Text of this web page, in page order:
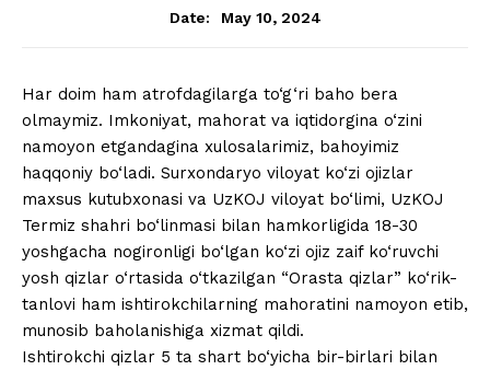
Date:
May 10, 2024
Har doim ham atrofdagilarga to‘g‘ri baho bera
olmaymiz. Imkoniyat, mahorat va iqtidorgina o‘zini
namoyon etgandagina xulosalarimiz, bahoyimiz
haqqoniy bo‘ladi. Surxondaryo viloyat ko‘zi ojizlar
maxsus kutubxonasi va UzKOJ viloyat bo‘limi, UzKOJ
Termiz shahri bo‘linmasi bilan hamkorligida 18-30
yoshgacha nogironligi bo‘lgan ko‘zi ojiz zaif ko‘ruvchi
yosh qizlar o‘rtasida o‘tkazilgan “Orasta qizlar” ko‘rik-
tanlovi ham ishtirokchilarning mahoratini namoyon etib,
munosib baholanishiga xizmat qildi.
Ishtirokchi qizlar 5 ta shart bo‘yicha bir-birlari bilan